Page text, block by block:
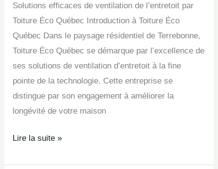
Solutions efficaces de ventilation de l’entretoit par
Toiture Éco Québec Introduction à Toiture Éco
Québec Dans le paysage résidentiel de Terrebonne,
Toiture Éco Québec se démarque par l’excellence de
ses solutions de ventilation d’entretoit à la fine
pointe de la technologie. Cette entreprise se
distingue par son engagement à améliorer la
longévité de votre maison
combles
en
Terrebonne
Lire la suite »